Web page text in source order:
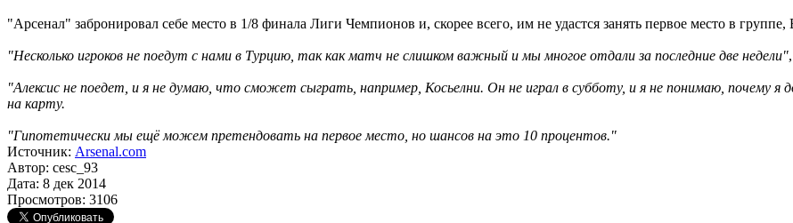
"Арсенал" забронировал себе место в 1/8 финала Лиги Чемпионов и, скорее всего, им не удастся занять первое место в
"Несколько игроков не поедут с нами в Турцию, так как матч не слишком важный и мы многое отдали за последние две недели"
"Алексис не поедет, и я не думаю, что сможет сыграть, например, Косьелни. Он не играл в субботу, и я не понимаю, почему я
на карту.
"Гипотетически мы ещё можем претендовать на первое место, но шансов на это 10 процентов."
Источник: Arsenal.com
Автор: cesc_93
Дата: 8 дек 2014
Просмотров: 3106